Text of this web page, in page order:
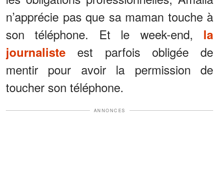
n’apprécie pas que sa maman touche à
son téléphone. Et le week-end, la
journaliste est parfois obligée de
mentir pour avoir la permission de
toucher son téléphone.
ANNONCES